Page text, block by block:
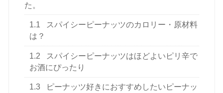
た。
1.1
スパイシーピーナッツのカロリー・原材料
は？
1.2
スパイシーピーナッツはほどよいピリ辛で
お酒にぴったり
1.3
ピーナッツ好きにおすすめしたいピーナッ